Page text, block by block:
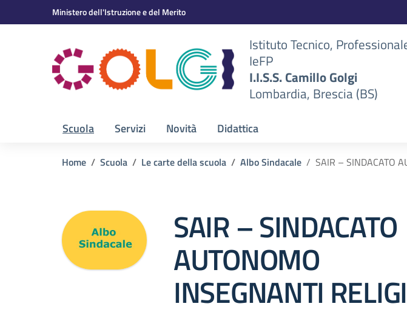
Vai ai contenuti
Vai al menu di navigazioneMinistero dell'Istruzione e del Merito
Istituto Tecnico,
IeFP
I.I.S.S. Camillo Golgi
Lombardia, Brescia (BS)
Scuola Servizi Novità Didattica
Home Scuola Le carte della scuola Albo Sindacale SAIR – SINDACATO
SAIR – SINDACATO
AUTONOMO
INSEGNANTI